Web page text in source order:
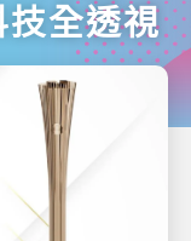
全透視